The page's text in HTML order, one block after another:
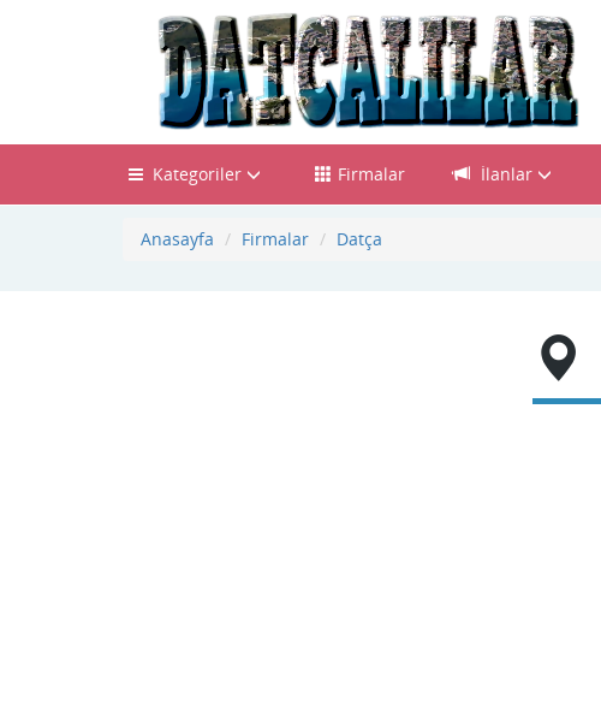
Kategoriler Firmalar İlanlar
Anasayfa Firmalar Datça